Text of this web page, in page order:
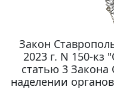
Закон
2023 г. N 150-
статью 3 Закона
наделении